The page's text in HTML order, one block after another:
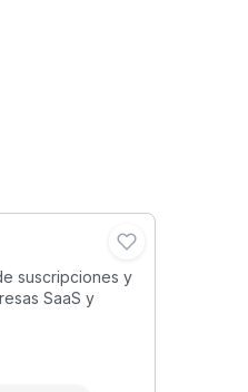
suscripciones y
SaaS y